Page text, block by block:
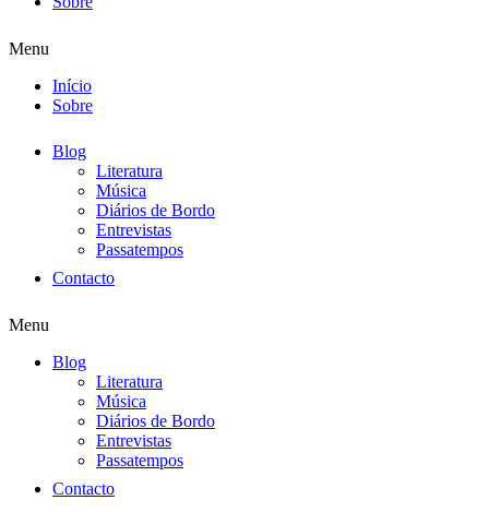
Menu
Início
Sobre
Blog
Literatura
Música
Diários de Bordo
Entrevistas
Passatempos
Contacto
Menu
Blog
Literatura
Música
Diários de Bordo
Entrevistas
Passatempos
Contacto